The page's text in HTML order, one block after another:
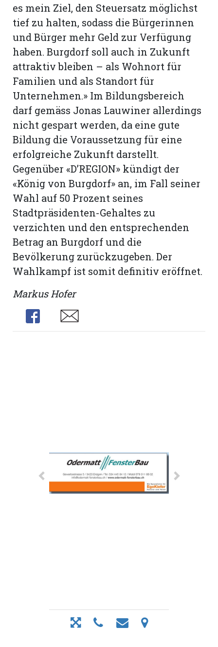
es mein Ziel, den Steuersatz möglichst
tief zu halten, sodass die Bürgerinnen
und Bürger mehr Geld zur Verfügung
haben. Burgdorf soll auch in Zukunft
attraktiv bleiben – als Wohnort für
Familien und als Standort für
Unternehmen.» Im Bildungsbereich
darf gemäss Jonas Lauwiner allerdings
nicht gespart werden, da eine gute
Bildung die Voraussetzung für eine
erfolgreiche Zukunft darstellt.
Gegenüber «D’REGION» kündigt der
«König von Burgdorf» an, im Fall seiner
Wahl auf 50 Prozent seines
Stadtpräsidenten-Gehaltes zu
verzichten und den entsprechenden
Betrag an Burgdorf und die
Bevölkerung zurückzugeben. Der
Wahlkampf ist somit definitiv eröffnet.
Markus Hofer
Share
Share